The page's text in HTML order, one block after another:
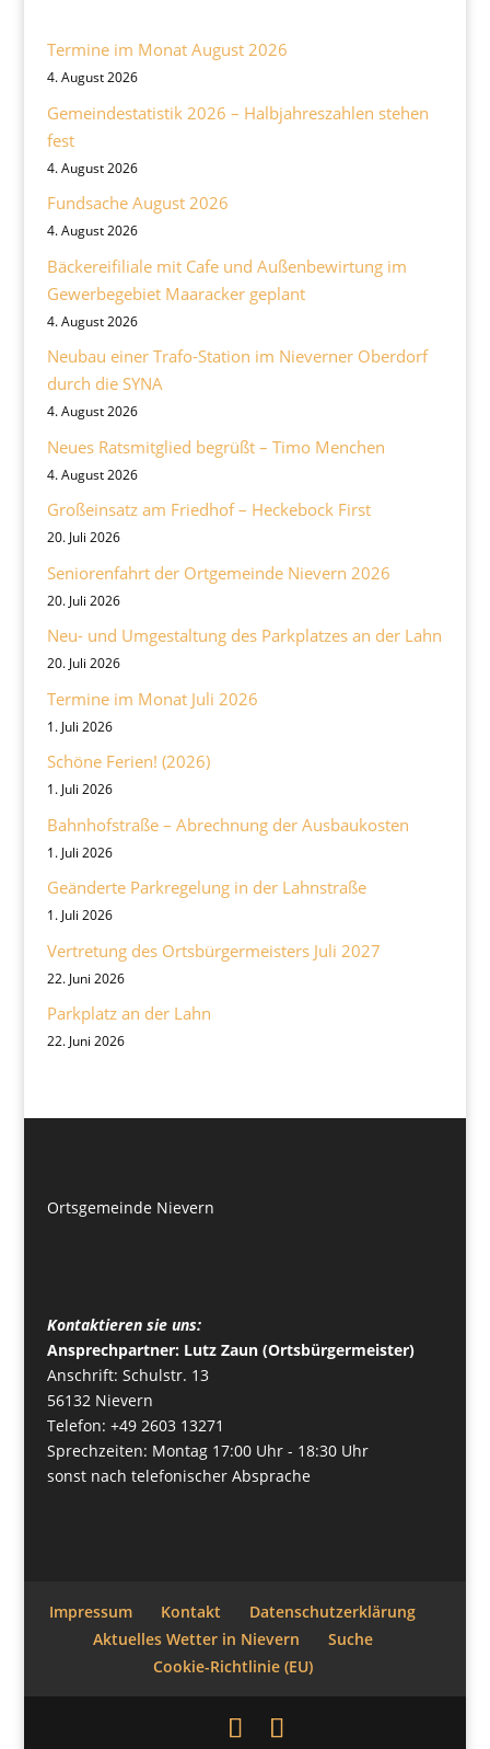
Termine im Monat August 2026
4. August 2026
Gemeindestatistik 2026 – Halbjahreszahlen stehen
fest
4. August 2026
Fundsache August 2026
4. August 2026
Bäckereifiliale mit Cafe und Außenbewirtung im
Gewerbegebiet Maaracker geplant
4. August 2026
Neubau einer Trafo-Station im Nieverner Oberdorf
durch die SYNA
4. August 2026
Neues Ratsmitglied begrüßt – Timo Menchen
4. August 2026
Großeinsatz am Friedhof – Heckebock First
20. Juli 2026
Seniorenfahrt der Ortgemeinde Nievern 2026
20. Juli 2026
Neu- und Umgestaltung des Parkplatzes an der Lahn
20. Juli 2026
Termine im Monat Juli 2026
1. Juli 2026
Schöne Ferien! (2026)
1. Juli 2026
Bahnhofstraße – Abrechnung der Ausbaukosten
1. Juli 2026
Geänderte Parkregelung in der Lahnstraße
1. Juli 2026
Vertretung des Ortsbürgermeisters Juli 2027
22. Juni 2026
Parkplatz an der Lahn
22. Juni 2026
Ortsgemeinde Nievern
Kontaktieren sie uns:
Ansprechpartner: Lutz Zaun (Ortsbürgermeister)
Anschrift: Schulstr. 13
56132 Nievern
Telefon: +49 2603 13271
Sprechzeiten: Montag 17:00 Uhr - 18:30 Uhr
sonst nach telefonischer Absprache
Impressum Kontakt
Datenschutzerklärung
Aktuelles Wetter in Nievern
Suche
Cookie-Richtlinie (EU)